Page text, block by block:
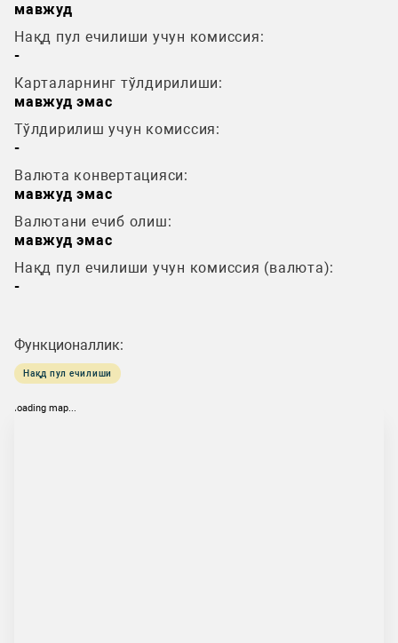
мавжуд
Нақд пул ечилиши учун комиссия:
-
Карталарнинг тўлдирилиши:
мавжуд эмас
Тўлдирилиш учун комиссия:
-
Валюта конвертацияси:
мавжуд эмас
Валютани ечиб олиш:
мавжуд эмас
Нақд пул ечилиши учун комиссия (валюта):
-
Функционаллик:
Нақд пул ечилиши
loading map...